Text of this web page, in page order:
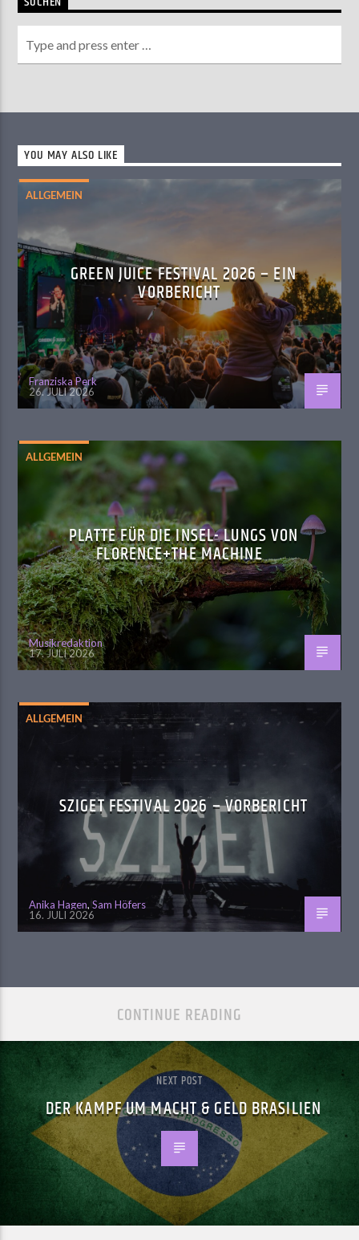
YOU MAY ALSO LIKE
ALLGEMEIN
GREEN JUICE FESTIVAL 2026 – EIN
VORBERICHT
Franziska Perk
26. JULI 2026
ALLGEMEIN
PLATTE FÜR DIE INSEL- LUNGS VON
FLORENCE+THE MACHINE
Musikredaktion
17. JULI 2026
ALLGEMEIN
SZIGET FESTIVAL 2026 – VORBERICHT
Anika Hagen,Sam Höfers
16. JULI 2026
CONTINUE READING
NEXT POST
DER KAMPF UM MACHT & GELD BRASILIEN